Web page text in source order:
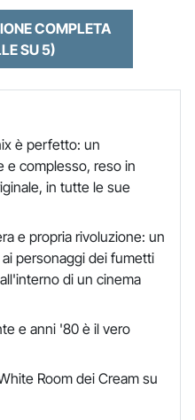
COMPLETA
SU 5)
è perfetto: un
e complesso, reso in
in tutte le sue
e propria rivoluzione: un
personaggi dei fumetti
di un cinema
e anni '80 è il vero
Room dei Cream su